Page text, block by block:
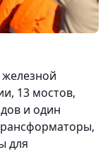
13 мостов,
и один
для